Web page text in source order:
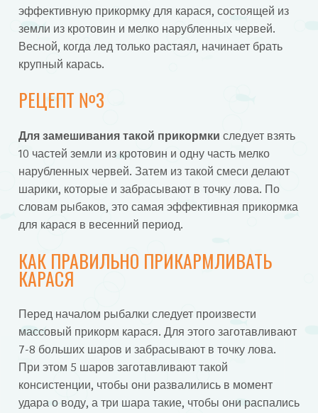
эффективную прикормку для карася, состоящей из
земли из кротовин и мелко нарубленных червей.
Весной, когда лед только растаял, начинает брать
крупный карась.
РЕЦЕПТ №3
Для замешивания такой прикормки следует взять
10 частей земли из кротовин и одну часть мелко
нарубленных червей. Затем из такой смеси делают
шарики, которые и забрасывают в точку лова. По
словам рыбаков, это самая эффективная прикормка
для карася в весенний период.
КАК ПРАВИЛЬНО ПРИКАРМЛИВАТЬ
КАРАСЯ
Перед началом рыбалки следует произвести
массовый прикорм карася. Для этого заготавливают
7-8 больших шаров и забрасывают в точку лова.
При этом 5 шаров заготавливают такой
консистенции, чтобы они развалились в момент
удара о воду, а три шара такие, чтобы они распались